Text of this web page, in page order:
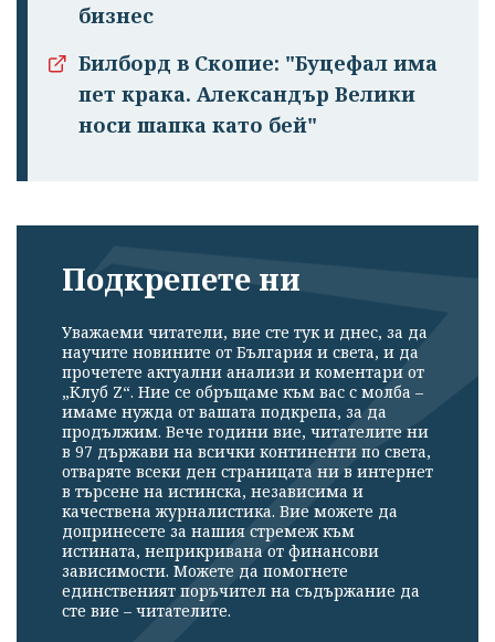
бизнес
Билборд в Скопие: "Буцефал има
пет крака. Александър Велики
носи шапка като бей"
Подкрепете ни
Уважаеми читатели, вие сте тук и днес, за да
научите новините от България и света, и да
прочетете актуални анализи и коментари от
„Клуб Z“. Ние се обръщаме към вас с молба –
имаме нужда от вашата подкрепа, за да
продължим. Вече години вие, читателите ни
в 97 държави на всички континенти по света,
отваряте всеки ден страницата ни в интернет
в търсене на истинска, независима и
качествена журналистика. Вие можете да
допринесете за нашия стремеж към
истината, неприкривана от финансови
зависимости. Можете да помогнете
единственият поръчител на съдържание да
сте вие – читателите.